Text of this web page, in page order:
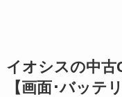
イオシスの中古
【画面･バッテ